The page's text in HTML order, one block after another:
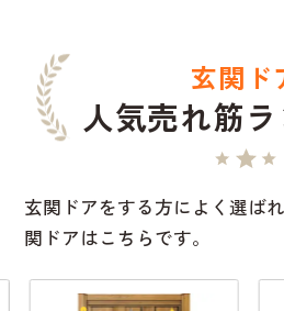
玄関ド
人気売れ筋
玄関ドアをする方によく選ば
関ドアはこちらです。